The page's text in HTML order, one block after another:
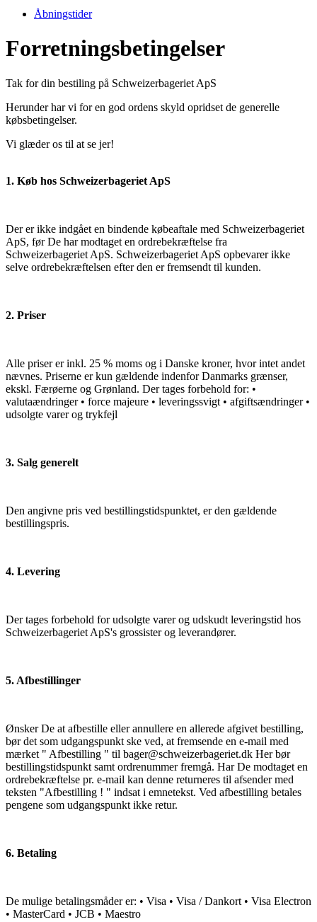
Åbningstider
Forretningsbetingelser
Tak for din bestiling på Schweizerbageriet ApS
Herunder har vi for en god ordens skyld opridset de generelle
købsbetingelser.
Vi glæder os til at se jer!
1. Køb hos Schweizerbageriet ApS
Der er ikke indgået en bindende købeaftale med Schweizerbageriet
ApS, før De har modtaget en ordrebekræftelse fra
Schweizerbageriet ApS. Schweizerbageriet ApS opbevarer ikke
selve ordrebekræftelsen efter den er fremsendt til kunden.
2. Priser
Alle priser er inkl. 25 % moms og i Danske kroner, hvor intet andet
nævnes. Priserne er kun gældende indenfor Danmarks grænser,
ekskl. Færøerne og Grønland. Der tages forbehold for: •
valutaændringer • force majeure • leveringssvigt • afgiftsændringer •
udsolgte varer og trykfejl
3. Salg generelt
Den angivne pris ved bestillingstidspunktet, er den gældende
bestillingspris.
4. Levering
Der tages forbehold for udsolgte varer og udskudt leveringstid hos
Schweizerbageriet ApS's grossister og leverandører.
5. Afbestillinger
Ønsker De at afbestille eller annullere en allerede afgivet bestilling,
bør det som udgangspunkt ske ved, at fremsende en e-mail med
mærket " Afbestilling " til bager@schweizerbageriet.dk Her bør
bestillingstidspunkt samt ordrenummer fremgå. Har De modtaget en
ordrebekræftelse pr. e-mail kan denne returneres til afsender med
teksten "Afbestilling ! " indsat i emnetekst. Ved afbestilling betales
pengene som udgangspunkt ikke retur.
6. Betaling
De mulige betalingsmåder er: • Visa • Visa / Dankort • Visa Electron
• MasterCard • JCB • Maestro